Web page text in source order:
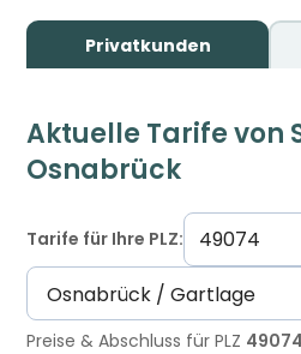
Privatkunden
Aktuelle Tarife von
Osnabrück
Tarife für Ihre PLZ:
Preise & Abschluss für PLZ 49074